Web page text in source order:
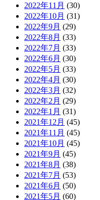
2022年11月 (30)
2022年10月 (31)
2022年9月 (29)
2022年8月 (33)
2022年7月 (33)
2022年6月 (30)
2022年5月 (33)
2022年4月 (30)
2022年3月 (32)
2022年2月 (29)
2022年1月 (31)
2021年12月 (45)
2021年11月 (45)
2021年10月 (45)
2021年9月 (45)
2021年8月 (38)
2021年7月 (53)
2021年6月 (50)
2021年5月 (60)